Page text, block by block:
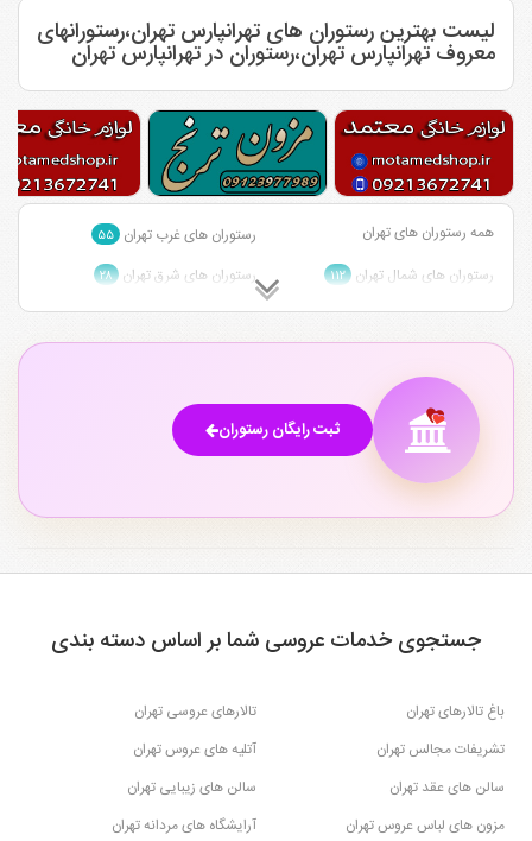
لیست بهترین رستوران های تهرانپارس تهران،رستورانهای
معروف تهرانپارس تهران،رستوران در تهرانپارس تهران
همه رستوران های تهران رستوران های غرب تهران ۵۵
رستوران های شمال تهران ۱۱۲ رستوران های شرق تهران ۲۸
رستوران های مرکز تهران ۴۲ رستوران های جنوب تهران ۳
ثبت رایگان رستوران
جستجوی خدمات عروسی شما بر اساس دسته بندی
باغ تالارهای تهران
تالارهای عروسی تهران
تشریفات مجالس تهران
آتلیه های عروس تهران
سالن های عقد تهران
سالن های زیبایی تهران
مزون های لباس عروس تهران
آرایشگاه های مردانه تهران